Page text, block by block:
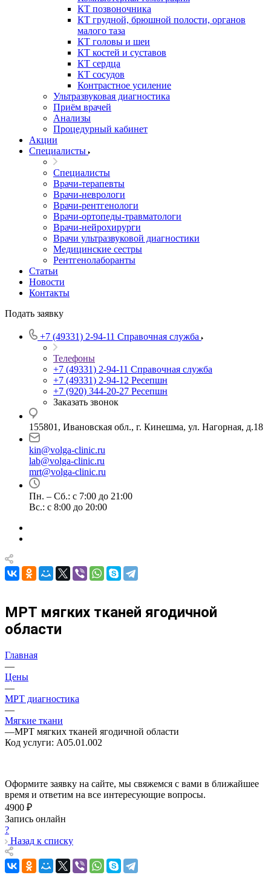
КТ позвоночника
КТ грудной, брюшной полости, органов
малого таза
КТ головы и шеи
КТ костей и суставов
КТ сердца
КТ сосудов
Контрастное усиление
Ультразвуковая диагностика
Приём врачей
Анализы
Процедурный кабинет
Акции
Специалисты
Специалисты
Врачи-терапевты
Врачи-неврологи
Врачи-рентгенологи
Врачи-ортопеды-травматологи
Врачи-нейрохирурги
Врачи ультразвуковой диагностики
Медицинские сестры
Рентгенолаборанты
Статьи
Новости
Контакты
Подать заявку
+7 (49331) 2-94-11 Справочная служба
Телефоны
+7 (49331) 2-94-11 Справочная служба
+7 (49331) 2-94-12 Ресепшн
+7 (920) 344-20-27 Ресепшн
Заказать звонок
155801, Ивановская обл., г. Кинешма, ул. Нагорная, д.18
kin@volga-clinic.ru
lab@volga-clinic.ru
mrt@volga-clinic.ru
Пн. – Сб.: с 7:00 до 21:00
Вс.: с 8:00 до 20:00
МРТ мягких тканей ягодичной
области
Главная
—
Цены
—
МРТ диагностика
—
Мягкие ткани
—МРТ мягких тканей ягодичной области
Код услуги: A05.01.002
Оформите заявку на сайте, мы свяжемся с вами в ближайшее
время и ответим на все интересующие вопросы.
4900 ₽
Запись онлайн
?
Назад к списку